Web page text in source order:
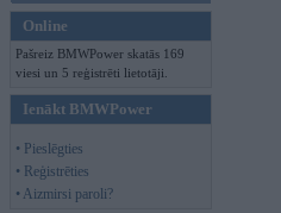
Online
Pašreiz BMWPower skatās 169
viesi un 5 reģistrēti lietotāji.
Ienākt BMWPower
• Pieslēgties
• Reģistrēties
• Aizmirsi paroli?